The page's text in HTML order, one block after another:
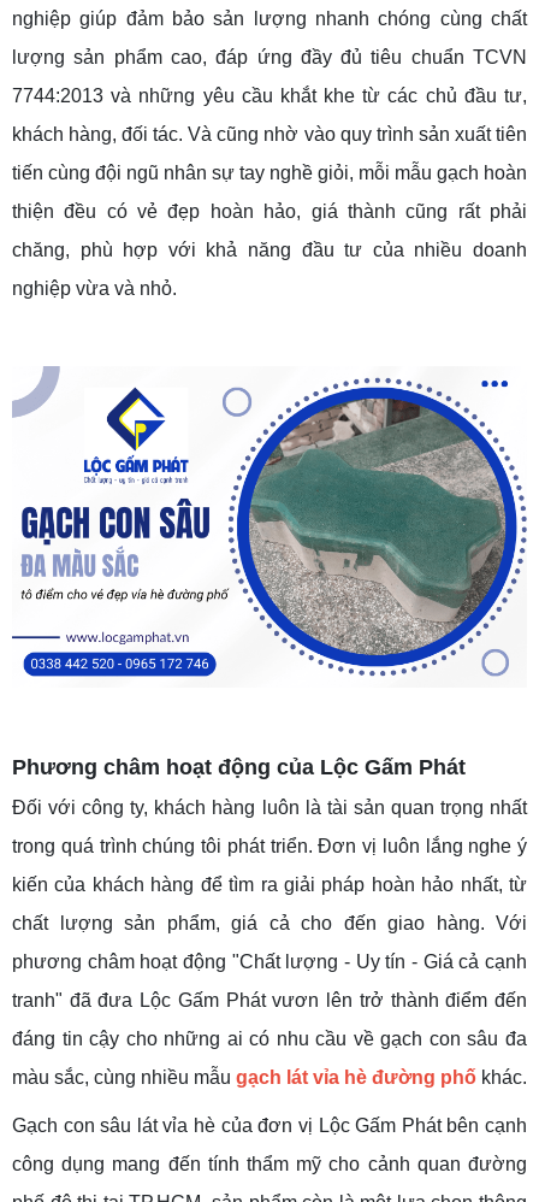
nghiệp giúp đảm bảo sản lượng nhanh chóng cùng chất
lượng sản phẩm cao, đáp ứng đầy đủ tiêu chuẩn TCVN
7744:2013 và những yêu cầu khắt khe từ các chủ đầu tư,
khách hàng, đối tác. Và cũng nhờ vào quy trình sản xuất tiên
tiến cùng đội ngũ nhân sự tay nghề giỏi, mỗi mẫu gạch hoàn
thiện đều có vẻ đẹp hoàn hảo, giá thành cũng rất phải
chăng, phù hợp với khả năng đầu tư của nhiều doanh
nghiệp vừa và nhỏ.
Phương châm hoạt động của Lộc Gấm Phát
Đối với công ty, khách hàng luôn là tài sản quan trọng nhất
trong quá trình chúng tôi phát triển. Đơn vị luôn lắng nghe ý
kiến của khách hàng để tìm ra giải pháp hoàn hảo nhất, từ
chất lượng sản phẩm, giá cả cho đến giao hàng. Với
phương châm hoạt động "Chất lượng - Uy tín - Giá cả cạnh
tranh" đã đưa Lộc Gấm Phát vươn lên trở thành điểm đến
đáng tin cậy cho những ai có nhu cầu về gạch con sâu đa
màu sắc, cùng nhiều mẫu gạch lát vỉa hè đường phố khác.
Gạch con sâu lát vỉa hè của đơn vị Lộc Gấm Phát bên cạnh
công dụng mang đến tính thẩm mỹ cho cảnh quan đường